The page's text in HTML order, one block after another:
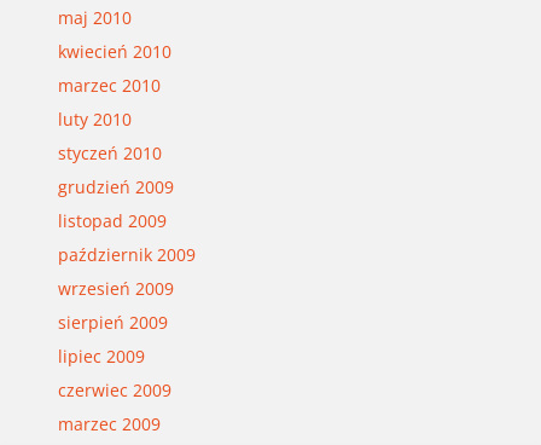
maj 2010
kwiecień 2010
marzec 2010
luty 2010
styczeń 2010
grudzień 2009
listopad 2009
październik 2009
wrzesień 2009
sierpień 2009
lipiec 2009
czerwiec 2009
marzec 2009